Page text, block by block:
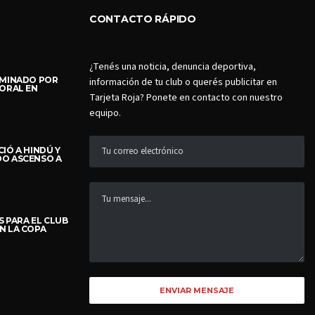
SEPTIEMBRE 27, 2019
COMPETITIONS
TEAM VACATION IN MANHATTAN.
WE EXPLORED ALL THE CITY
TOGETHER!
POR
EN
A HINDÚ Y
ASCENSO A
PARA EL CLUB
LA COPA
CONTACTO RÁPIDO
¿Tenés una noticia, denuncia deportiva,
información de tu club o querés publicitar en
Tarjeta Roja? Ponete en contacto con nuestro
equipo.